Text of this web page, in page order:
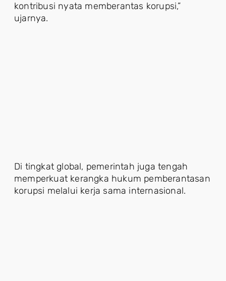
kontribusi nyata memberantas korupsi,”
ujarnya.
Di tingkat global, pemerintah juga tengah
memperkuat kerangka hukum pemberantasan
korupsi melalui kerja sama internasional.